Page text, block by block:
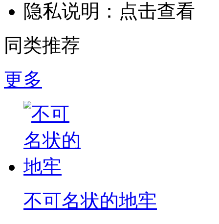
隐私说明： 点击查看
同类推荐
更多
不可名状的地牢